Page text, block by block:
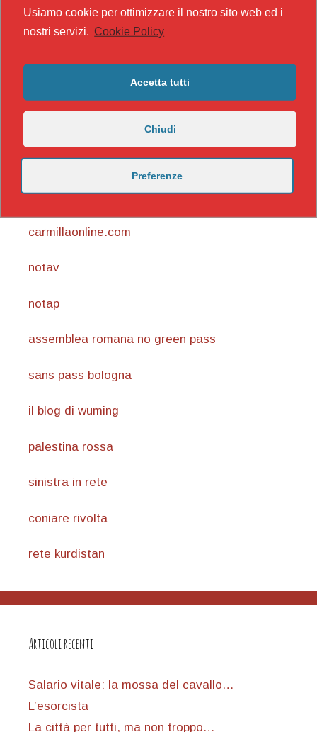
https://nicomaccentelli.substack.com/
carmillaonline.com
notav
notap
assemblea romana no green pass
sans pass bologna
il blog di wuming
palestina rossa
sinistra in rete
coniare rivolta
rete kurdistan
Articoli recenti
Salario vitale: la mossa del cavallo…
L’esorcista
La città per tutti, ma non troppo…
Usiamo cookie per ottimizzare il nostro sito web ed i
nostri servizi. Cookie Policy
Accetta tutti
Chiudi
Preferenze